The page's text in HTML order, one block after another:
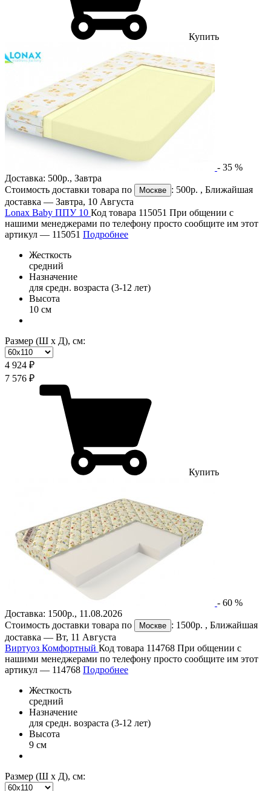
Купить
- 35 %
Доставка: 500р., Завтра
Стоимость доставки товара по
Москве : 500р. , Ближайшая
доставка — Завтра, 10 Августа
Lonax Baby ППУ 10 Код товара 115051 При общении с
нашими менеджерами по телефону просто сообщите им этот
артикул — 115051 Подробнее
Жесткость
средний
Назначение
для средн. возраста (3-12 лет)
Высота
10 см
Размер (Ш х Д), см:
4 924 ₽
7 576 ₽
Купить
- 60 %
Доставка: 1500р., 11.08.2026
Стоимость доставки товара по
Москве : 1500р. , Ближайшая
доставка — Вт, 11 Августа
Виртуоз Комфортный Код товара 114768 При общении с
нашими менеджерами по телефону просто сообщите им этот
артикул — 114768 Подробнее
Жесткость
средний
Назначение
для средн. возраста (3-12 лет)
Высота
9 см
Размер (Ш х Д), см: